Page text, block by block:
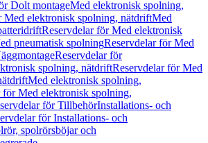
Dolt montageMed elektronisk spolning,
Med elektronisk spolning, nätdriftMed
Reservdelar för Med elektronisk
pneumatisk spolningReservdelar för Med
Reservdelar för
spolning, nätdriftReservdelar för Med
Med elektronisk spolning,
för Med elektronisk spolning,
för TillbehörInstallations- och
för Installations- och
spolrörsböjar och